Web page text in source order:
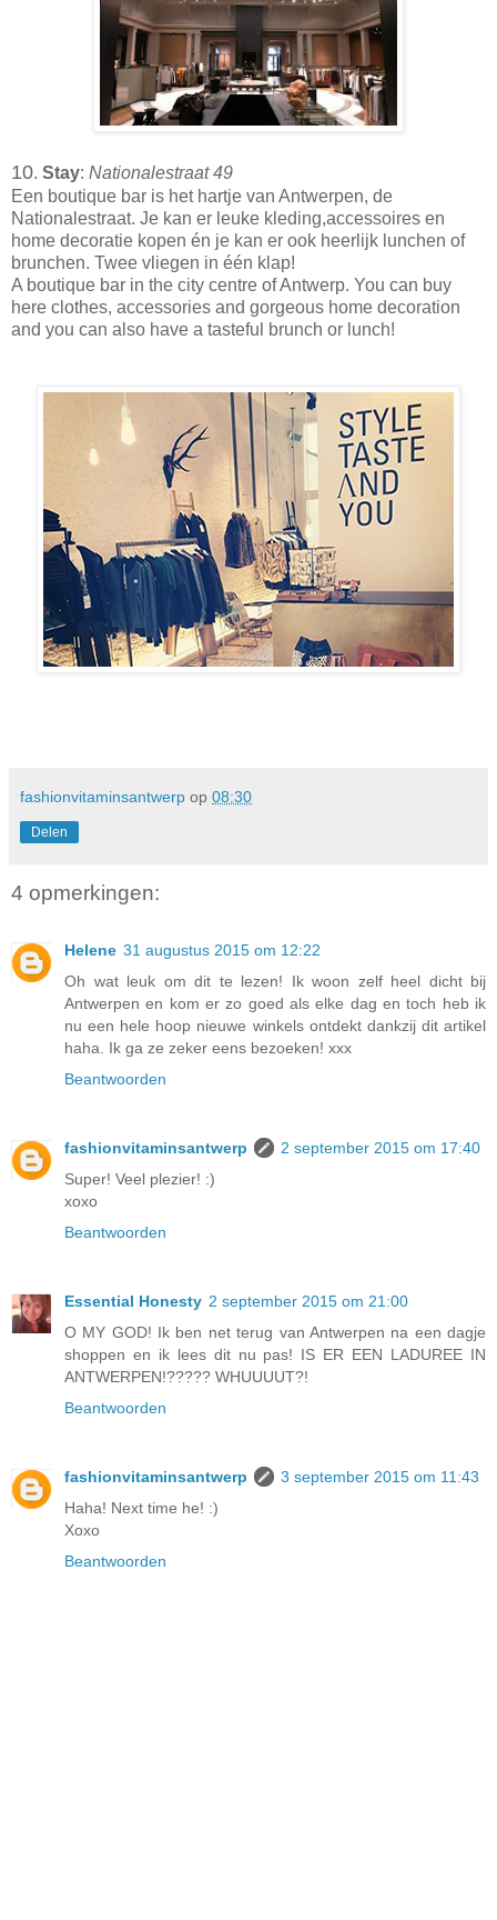
10. Stay: Nationalestraat 49
Een boutique bar is het hartje van Antwerpen, de
Nationalestraat. Je kan er leuke kleding,accessoires en
home decoratie kopen én je kan er ook heerlijk lunchen of
brunchen. Twee vliegen in één klap!
A boutique bar in the city centre of Antwerp. You can buy
here clothes, accessories and gorgeous home decoration
and you can also have a tasteful brunch or lunch!
fashionvitaminsantwerp op 08:30
Delen
4 opmerkingen:
Helene 31 augustus 2015 om 12:22
Oh wat leuk om dit te lezen! Ik woon zelf heel dicht bij
Antwerpen en kom er zo goed als elke dag en toch heb ik
nu een hele hoop nieuwe winkels ontdekt dankzij dit artikel
haha. Ik ga ze zeker eens bezoeken! xxx
Beantwoorden
fashionvitaminsantwerp
2 september 2015 om 17:40
Super! Veel plezier! :)
xoxo
Beantwoorden
Essential Honesty 2 september 2015 om 21:00
O MY GOD! Ik ben net terug van Antwerpen na een dagje
shoppen en ik lees dit nu pas! IS ER EEN LADUREE IN
ANTWERPEN!????? WHUUUUT?!
Beantwoorden
fashionvitaminsantwerp
3 september 2015 om 11:43
Haha! Next time he! :)
Xoxo
Beantwoorden